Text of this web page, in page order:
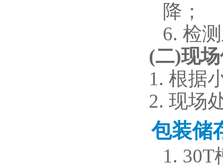
降；
6. 检
(二)现
1. 根据
2. 现场
包装储
1. 30T